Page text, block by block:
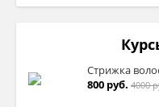
Стрижка
800 руб. 4000